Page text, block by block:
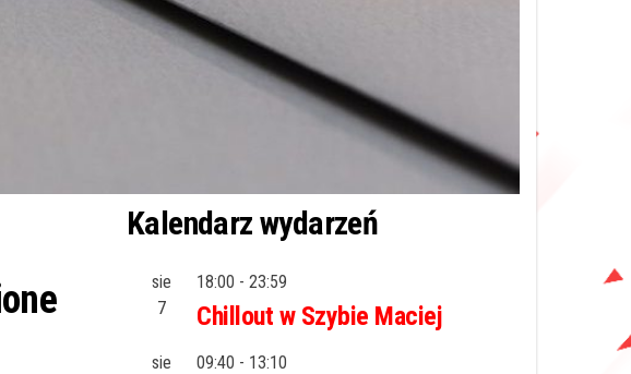
Kalendarz wydarzeń
sie
7
18:00 - 23:59
Chillout w Szybie Maciej
sie
09:40 - 13:10